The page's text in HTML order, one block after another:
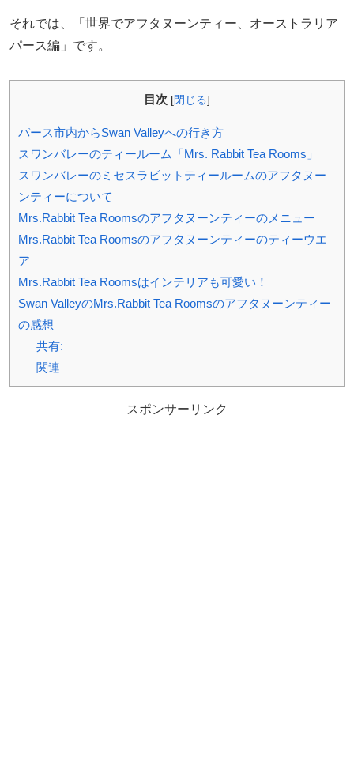
それでは、「世界でアフタヌーンティー、オーストラリア
パース編」です。
目次 [閉じる]
パース市内からSwan Valleyへの行き方
スワンバレーのティールーム「Mrs. Rabbit Tea Rooms」
スワンバレーのミセスラビットティールームのアフタヌー
ンティーについて
Mrs.Rabbit Tea Roomsのアフタヌーンティーのメニュー
Mrs.Rabbit Tea Roomsのアフタヌーンティーのティーウエ
ア
Mrs.Rabbit Tea Roomsはインテリアも可愛い！
Swan ValleyのMrs.Rabbit Tea Roomsのアフタヌーンティー
の感想
共有:
関連
スポンサーリンク